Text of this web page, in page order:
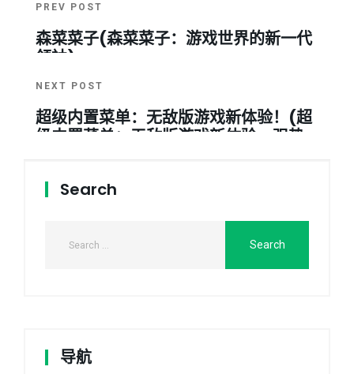
PREV POST
森菜菜子(森菜菜子：游戏世界的新一代
领袖)
NEXT POST
超级内置菜单：无敌版游戏新体验！(超
级内置菜单：无敌版游戏新体验 - 强势
Search
导航